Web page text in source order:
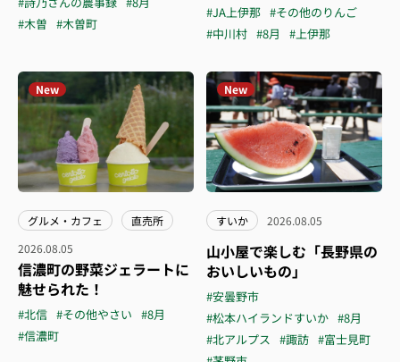
#木曽 #木曽町
#JA上伊那 #その他のりんご
#中川村 #8月 #上伊那
New
グルメ・カフェ
直売所
2026.08.05
信濃町の野菜ジェラートに
魅せられた！
#北信 #その他やさい #8月
#信濃町
New
すいか 2026.08.05
山小屋で楽しむ「長野県の
おいしいもの」
#安曇野市
#松本ハイランドすいか #8月
#北アルプス
#諏訪 #富士見町